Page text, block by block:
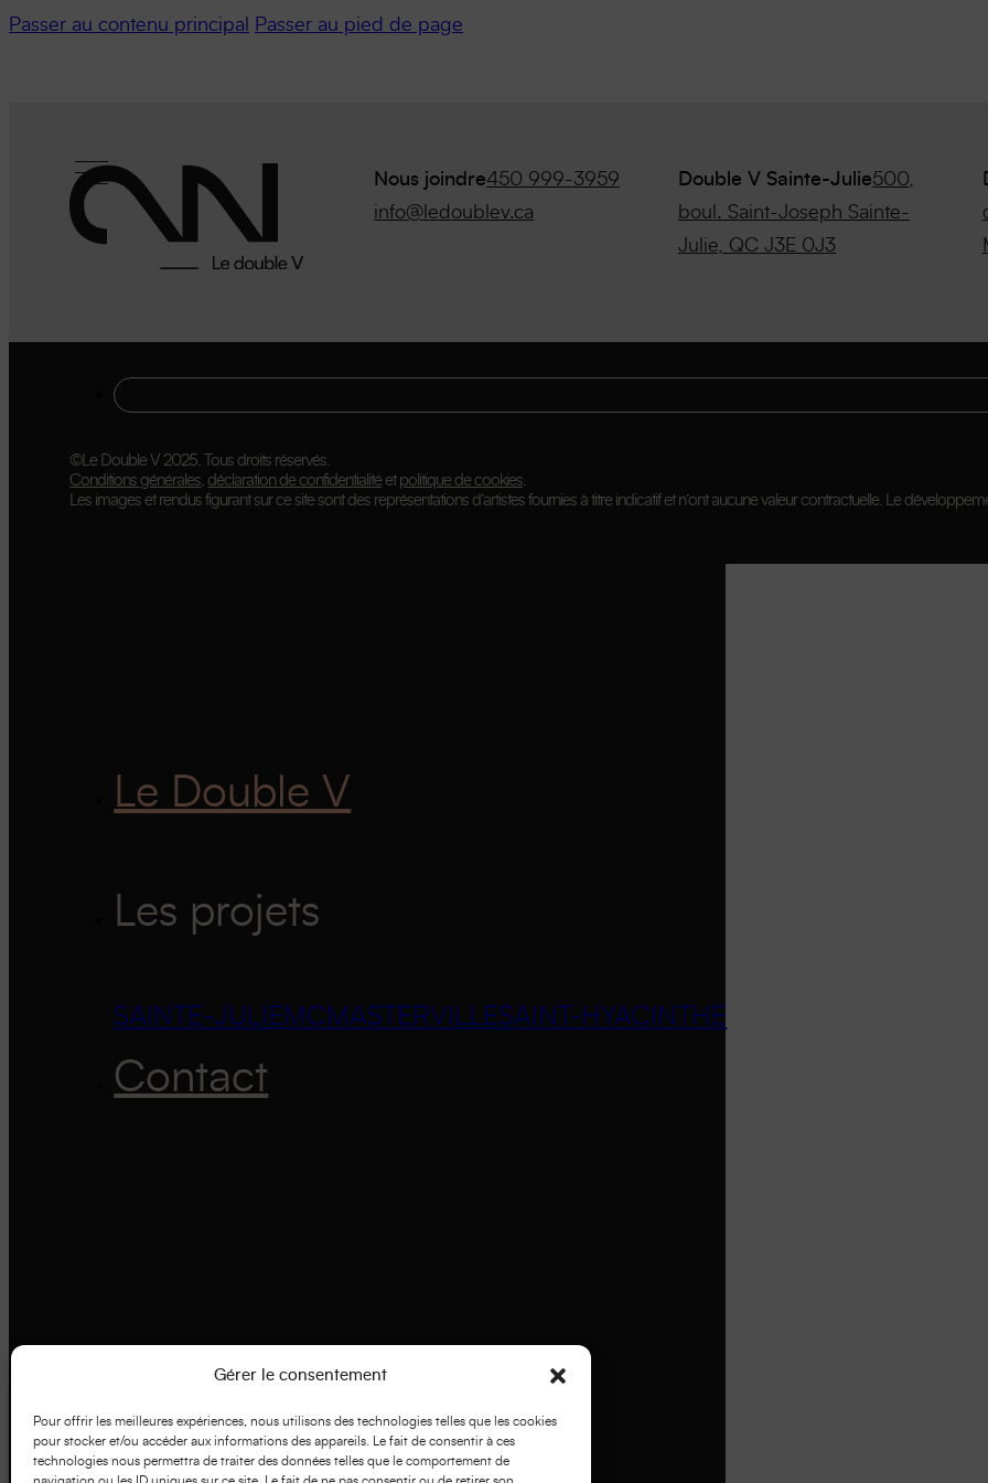
Gérer le consentement
Pour offrir les meilleures expériences, nous utilisons des technologies telles que les cookies
pour stocker et/ou accéder aux informations des appareils. Le fait de consentir à ces
technologies nous permettra de traiter des données telles que le comportement de
Passer au contenu principal Passer au pied de page
Nous joindre450 999-3959
info@ledoublev.ca
Double V Sainte-Julie500,
boul. Saint-Joseph Sainte-
Julie, QC J3E 0J3
©Le Double V 2025. Tous droits réservés.
Conditions générales déclaration de confidentialité et politique de cookies
Les images et rendus figurant sur ce site sont des représentations d’artistes fournies à titre indicatif et n’ont aucune valeur contractuelle. Le
Le Double V
Les projets
SAINTE-JULIE MCMASTERVILLESAINT-HYACINTHE
Contact